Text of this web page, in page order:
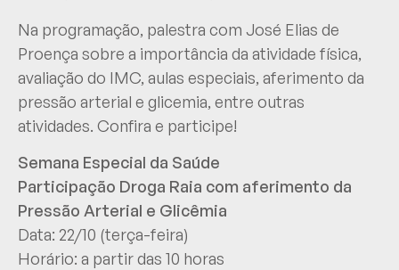
Na programação, palestra com José Elias de
Proença sobre a importância da atividade física,
avaliação do IMC, aulas especiais, aferimento da
pressão arterial e glicemia, entre outras
atividades. Confira e participe!
Semana Especial da Saúde
Participação Droga Raia com aferimento da
Pressão Arterial e Glicêmia
Data: 22/10 (terça-feira)
Horário: a partir das 10 horas